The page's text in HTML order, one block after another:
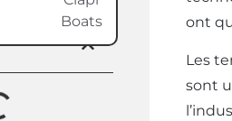
Boats
ont
Les
sont